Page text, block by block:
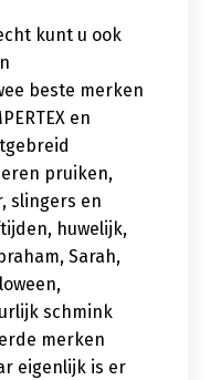
kunt u ook
beste merken
en
pruiken,
slingers en
huwelijk,
Sarah,
schmink
merken
eigenlijk is er